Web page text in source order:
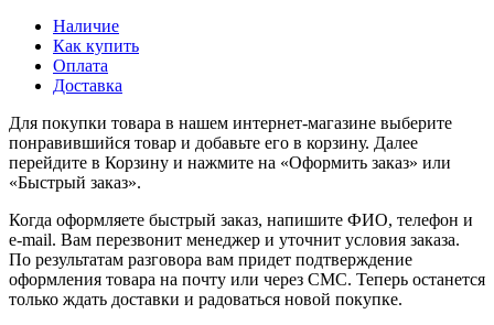
Наличие
Как купить
Оплата
Доставка
Для покупки товара в нашем интернет-магазине выберите
понравившийся товар и добавьте его в корзину. Далее
перейдите в Корзину и нажмите на «Оформить заказ» или
«Быстрый заказ».
Когда оформляете быстрый заказ, напишите ФИО, телефон и
e-mail. Вам перезвонит менеджер и уточнит условия заказа.
По результатам разговора вам придет подтверждение
оформления товара на почту или через СМС. Теперь останется
только ждать доставки и радоваться новой покупке.